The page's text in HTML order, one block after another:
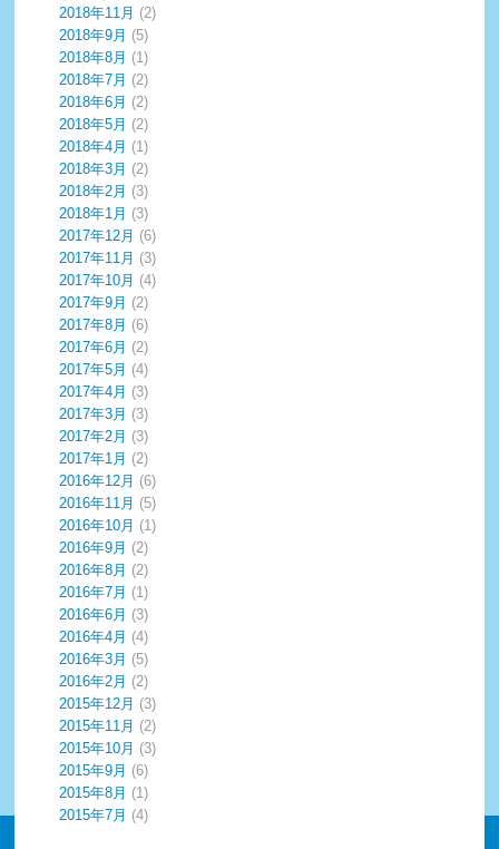
2018年11月 (2)
2018年9月 (5)
2018年8月 (1)
2018年7月 (2)
2018年6月 (2)
2018年5月 (2)
2018年4月 (1)
2018年3月 (2)
2018年2月 (3)
2018年1月 (3)
2017年12月 (6)
2017年11月 (3)
2017年10月 (4)
2017年9月 (2)
2017年8月 (6)
2017年6月 (2)
2017年5月 (4)
2017年4月 (3)
2017年3月 (3)
2017年2月 (3)
2017年1月 (2)
2016年12月 (6)
2016年11月 (5)
2016年10月 (1)
2016年9月 (2)
2016年8月 (2)
2016年7月 (1)
2016年6月 (3)
2016年4月 (4)
2016年3月 (5)
2016年2月 (2)
2015年12月 (3)
2015年11月 (2)
2015年10月 (3)
2015年9月 (6)
2015年8月 (1)
2015年7月 (4)